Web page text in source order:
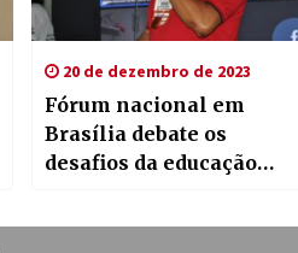
20 de dezembro de 2023
Fórum nacional em
Brasília debate os
desafios da educação